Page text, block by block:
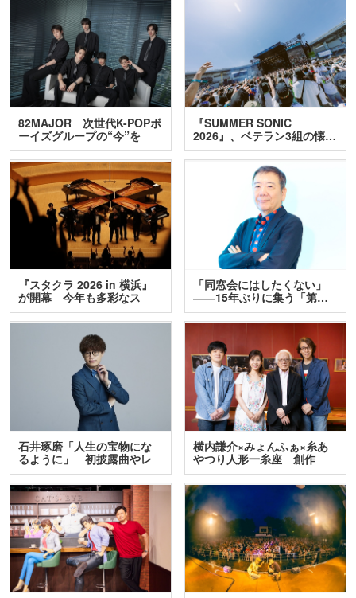
82MAJOR 次世代K-POPボ
ーイズグループの“今”を
訊…
『SUMMER SONIC
2026』、ベテラン3組の懐…
『スタクラ 2026 in 横浜』
が開幕 今年も多彩なス
テ…
「同窓会にはしたくない」
――15年ぶりに集う「第…
石井琢磨「人生の宝物にな
るように」 初披露曲やレ
ア…
横内謙介×みょんふぁ×糸あ
やつり人形一糸座 創作
人…